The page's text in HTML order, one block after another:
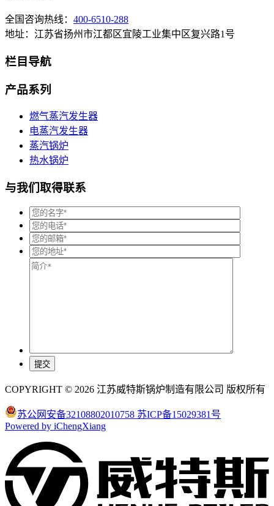
全国咨询热线： 400-6510-288
地址：江苏省扬州市江都区宜陵工业集中区复兴路1号
栏目导航
产品系列
燃气蒸汽发生器
电蒸汽发生器
蒸汽锅炉
热水锅炉
与我们取得联系
COPYRIGHT © 2026 江苏威特斯锅炉制造有限公司 版权所有
苏公网安备32108802010758 苏ICP备15029381号
Powered by iChengXiang